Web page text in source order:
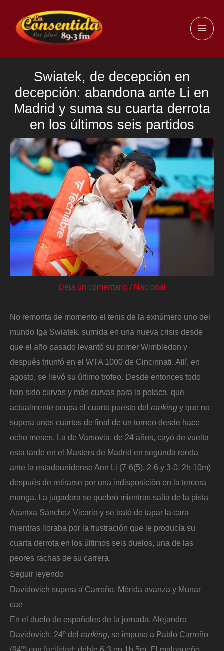
contenido
Swiatek, de decepción en
decepción: abandona ante Li en
Madrid y suma su cuarta derrota
en los últimos seis partidos
Deja un comentario / Nacional
No remonta de momento el tenis de la exnúmero uno del
mundo Iga Swiatek, sumida en una nueva crisis desde
que el año pasado levantó su primer Wimbledon y
después triunfó en el WTA 1000 de Cincinnati. Allí, en
agosto, se llevó su último trofeo. Desde entonces todo
han sido curvas y más curvas para la polaca, que
actualmente ocupa el cuarto puesto del ranking y que no
supera unos cuartos de final de un torneo desde hace
ocho meses. La de Varsovia, de 24 años, cayó de vuelta
esta tarde en el Masters de Madrid en segunda ronda
ante la estadounidense Ann Li (7-6(5), 2-6 y 3-0, 2h 10m)
después de retirarse por una indisposición en la tercera
manga. La jugadora se quebró mientras salía de la pista
Arantxa Sánchez Vicario y se trató de tapar la cara
mientras lloraba por la frustración que le producía su
cuarta derrota en los últimos seis duelos, una de las
peores rachas de su carrera.
Seguir leyendo
Davidovich supera a Carreño, Mérida avanza y Munar
cae
En el duelo de españoles de la jornada, Alejandro
Davidovich, 24º del ranking, se impuso a Pablo Carreño